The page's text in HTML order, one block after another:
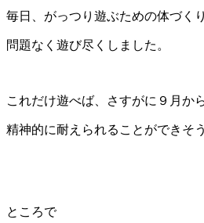
毎日、がっつり遊ぶための体づく
問題なく遊び尽くしました。
これだけ遊べば、さすがに９月か
精神的に耐えられることができそ
ところで